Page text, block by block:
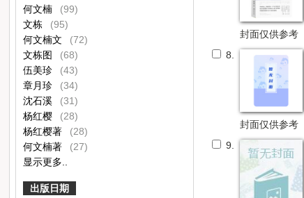
何文楠
(99)
文栋
(95)
何文楠文
(72)
文栋图
(68)
伍美珍
(43)
章月珍
(34)
沈石溪
(31)
杨红樱
(28)
杨红樱著
(28)
何文楠著
(27)
显示更多..
出版日期
封面仅供参考
8.
封面仅供参考
9.